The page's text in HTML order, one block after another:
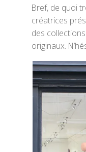
Bref, de quoi
créatrices
des
originaux.